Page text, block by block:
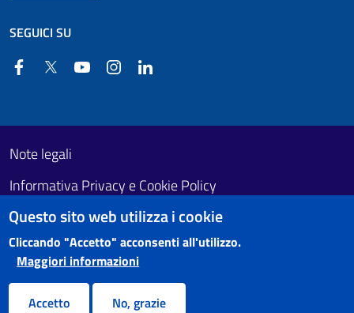
SEGUICI SU
FacebookTwitter YouTube Instagram
Footer First
Useful links section
Note legali
Informativa Privacy e Cookie Policy
Obiettivi di accessibilità
Questo sito web utilizza i cookie
Cliccando "Accetto" acconsenti all'utilizzo.
Maggiori informazioni
Accetto No, grazie